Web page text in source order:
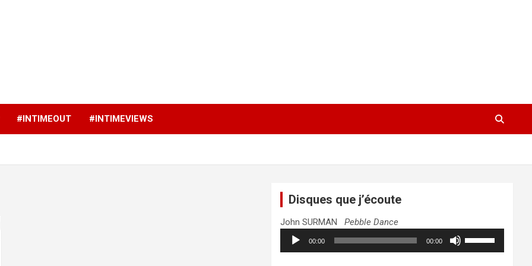
#INTIMEOUT #INTIMEVIEWS
Disques que j’écoute
John SURMANPebble Dance
Lecteur
audio
00:00 00:00